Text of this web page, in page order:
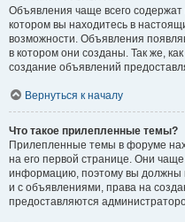
Объявления чаще всего
котором вы находитесь в
возможности. Объявления
в котором они созданы. Так же,
создание объявлений
Вернуться к началу
Что такое прилепленные темы?
Прилепленные темы в форуме
на его первой странице. Они
информацию, поэтому вы должны
и с объявлениями, права на
предоставляются